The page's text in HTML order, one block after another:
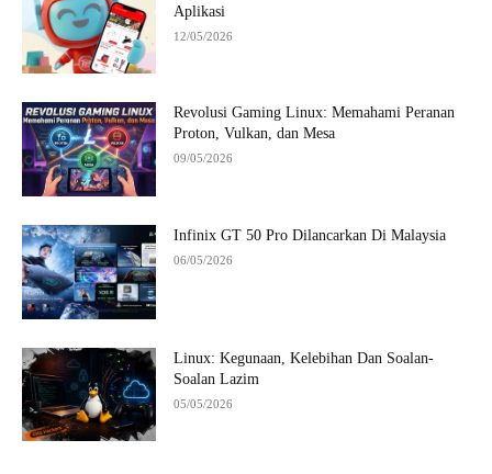
Aplikasi
12/05/2026
Revolusi Gaming Linux: Memahami Peranan
Proton, Vulkan, dan Mesa
09/05/2026
Infinix GT 50 Pro Dilancarkan Di Malaysia
06/05/2026
Linux: Kegunaan, Kelebihan Dan Soalan-
Soalan Lazim
05/05/2026